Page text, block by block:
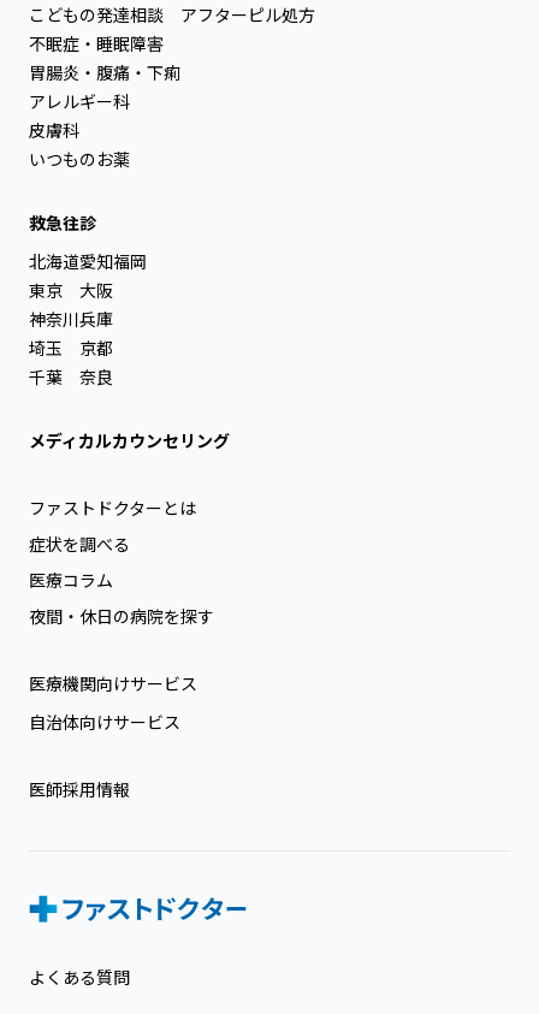
こどもの発達相談
不眠症・睡眠障害
胃腸炎・腹痛・下痢
アレルギー科
皮膚科
いつものお薬
アフターピル処方
救急往診
北海道
東京
神奈川
埼玉
千葉
愛知
大阪
兵庫
京都
奈良
福岡
メディカルカウンセリング
ファストドクターとは
症状を調べる
医療コラム
夜間・休日の病院を探す
医療機関向けサービス
自治体向けサービス
医師採用情報
よくある質問